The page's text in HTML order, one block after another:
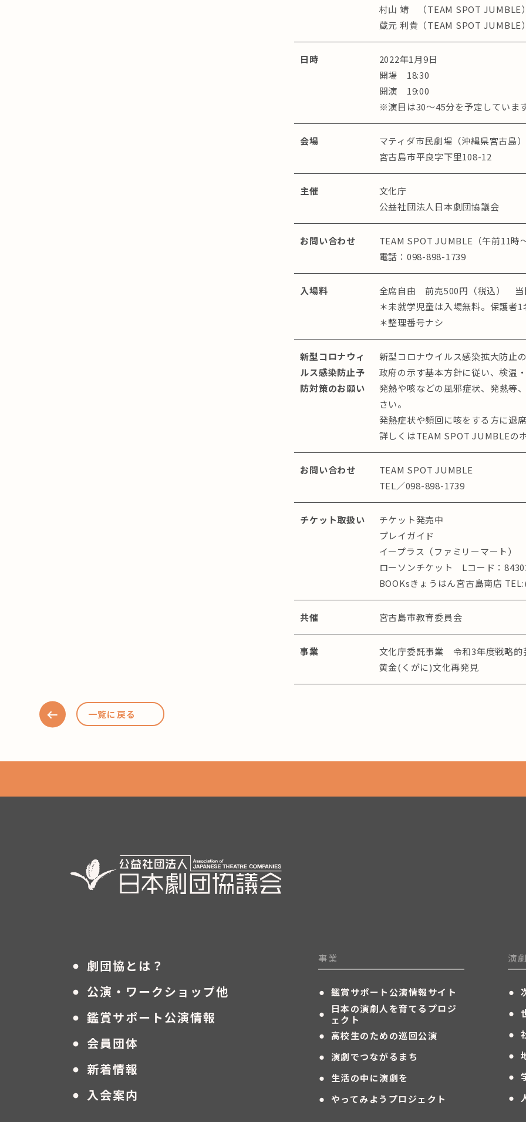
村山 靖 （TEAM SPOT JUMBLE）
蔵元 利貴（TEAM SPOT JUMBLE）
日時
2022年1月9日
開場 18:30
開演 19:00
※演目は30～45分を予定しています
会場
マティダ市民劇場（沖縄県宮古島）
宮古島市平良字下里108-12
主催
文化庁
公益社団法人日本劇団協議会
お問い合わせ
TEAM SPOT JUMBLE（午前11時
電話：098-898-1739
入場料
全席自由 前売500円（税込） 当
＊未就学児童は入場無料。保護者
＊整理番号ナシ
新型コロナウィ
ルス感染防止予
防対策のお願い
新型コロナウイルス感染拡大防止の
政府の示す基本方針に従い、検温
発熱や咳などの風邪症状、発熱等
さい。
発熱症状や頻回に咳をする方に退
詳しくはTEAM SPOT JUMBLEの
お問い合わせ
TEAM SPOT JUMBLE
TEL／098-898-1739
チケット取扱い
チケット発売中
プレイガイド
イープラス（ファミリーマート）
ローソンチケット Lコード：
BOOKsきょうはん宮古島南店
共催 宮古島市教育委員会
事業
文化庁委託事業 令和3年度戦略的
黄金(くがに)文化再発見
一覧に戻る
・ 劇団協とは？
・ 公演・ワークショップ他
・ 鑑賞サポート公演情報
・ 会員団体
・ 新着情報
・ 入会案内
事業
・ 鑑賞サポート公演情報サイト
・
日本の演劇人を育てるプロジ
ェクト
・ 高校生のための巡回公演
・ 演劇でつながるまち
・ 生活の中に演劇を
・ やってみようプロジェクト
演
・
・
・
・
・
・